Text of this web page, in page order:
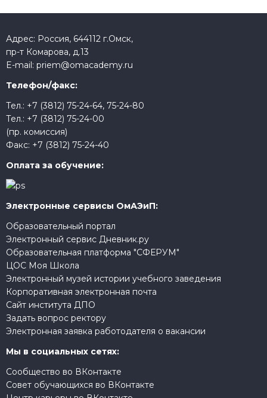
Адрес: Россия, 644112 г.Омск,
пр-т Комарова, д.13
E-mail: priem@omacademy.ru
Телефон/факс:
Тел.: +7 (3812) 75-24-64, 75-24-80
Тел.: +7 (3812) 75-24-00
(пр. комиссия)
Факс: +7 (3812) 75-24-40
Оплата за обучение:
Электронные сервисы ОмАЭиП:
Образовательный портал
Электронный сервис Дневник.ру
Образовательная платформа "СФЕРУМ"
ЦОС Моя Школа
Электронный музей истории учебного заведения
Корпоративная электронная почта
Сайт института ДПО
Задать вопрос ректору
Электронная заявка работодателя о вакансии
Мы в социальных сетях:
Сообщество во ВКонтакте
Совет обучающихся во ВКонтакте